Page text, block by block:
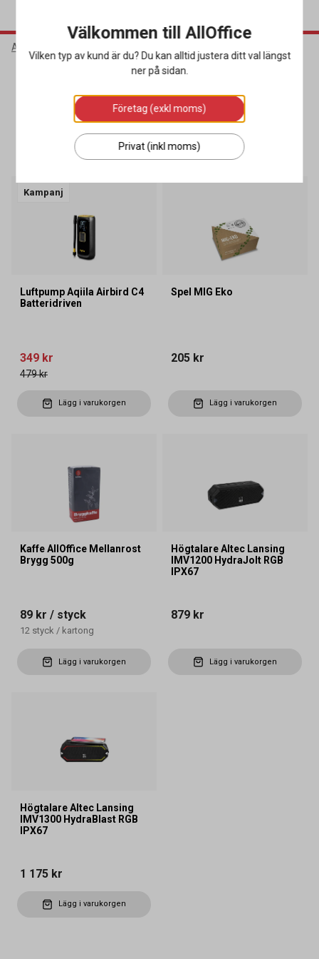
AllOffice
5 produkter
Kampanj
Luftpump Aqiila Airbird C4
Batteridriven
349 kr
479 kr
Lägg i varukorgen
Spel MIG Eko
205 kr
Lägg i varukorgen
Kaffe AllOffice Mellanrost
Brygg 500g
89 kr / styck
12 styck / kartong
Lägg i varukorgen
Högtalare Altec Lansing
IMV1200 HydraJolt RGB
IPX67
879 kr
Lägg i varukorgen
Högtalare Altec Lansing
IMV1300 HydraBlast RGB
IPX67
1 175 kr
Lägg i varukorgen
Välkommen till AllOffice
Vilken typ av kund är du? Du kan alltid justera ditt val längst
ner på sidan.
Företag (exkl moms)
Privat (inkl moms)